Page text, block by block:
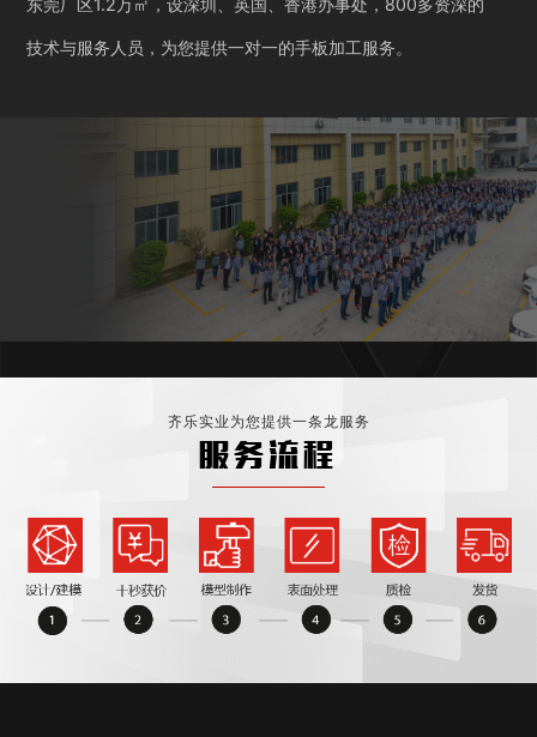
东莞厂区1.2万㎡，设深圳、英国、香港办事处，800多资深的
技术与服务人员，为您提供一对一的手板加工服务。
齐乐实业为您提供一条龙服务
服务流程